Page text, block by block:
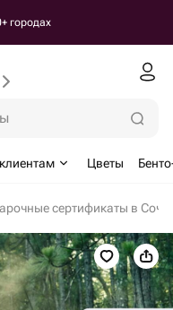
городах
Цветы
сертификаты в Сочи